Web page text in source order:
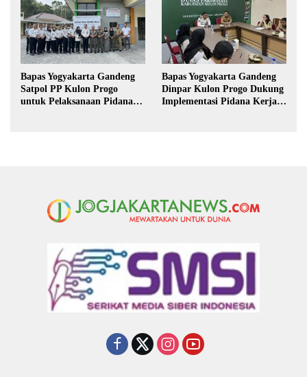
Bapas Yogyakarta Gandeng
Satpol PP Kulon Progo
untuk Pelaksanaan Pidana
Bapas Yogyakarta Gandeng
Dinpar Kulon Progo Dukung
Implementasi Pidana Kerja